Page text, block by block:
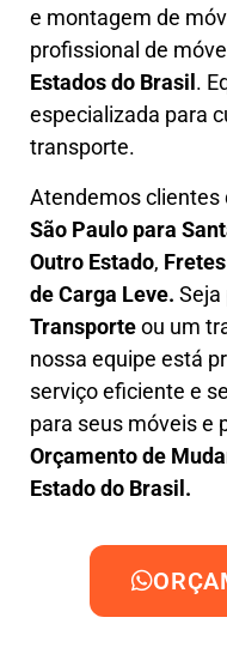
e montagem de
profissional de
Estados do Brasil .
especializada para
transporte.
Atendemos clientes
São Paulo para
Outro Estado, F
de Carga Leve. Seja
Transporteou um
nossa equipe está
serviço eficiente e
para seus móveis e
Orçamento de
Estado do Brasil.